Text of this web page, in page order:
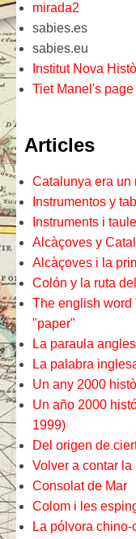
mirada2
sabies.es
sabies.eu
Institut Nova
Tiet Manel's page
Articles
Catalunya era un
Instrumentos y
Instruments i
Alcàçoves y
Alcàçoves i la
Colón y la ruta
The english word
"paper"
La paraula
La palabra
Un any 2000
Un año 2000
1999)
Del origen de
Volver a contar la
Consolat de Mar
Colom i les
La pólvora chino-